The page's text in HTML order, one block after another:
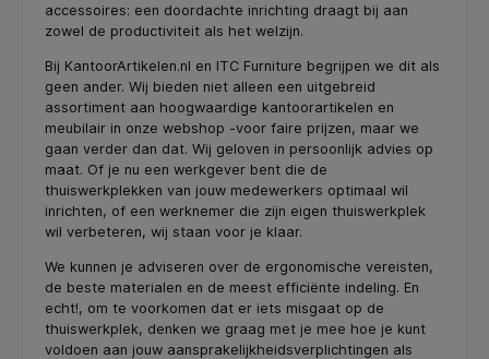
accessoires: een doordachte inrichting draagt bij aan
zowel de productiviteit als het welzijn.
Bij KantoorArtikelen.nl en ITC Furniture begrijpen we dit als
geen ander. Wij bieden niet alleen een uitgebreid
assortiment aan hoogwaardige kantoorartikelen en
meubilair in onze webshop -voor faire prijzen, maar we
gaan verder dan dat. Wij geloven in persoonlijk advies op
maat. Of je nu een werkgever bent die de
thuiswerkplekken van jouw medewerkers optimaal wil
inrichten, of een werknemer die zijn eigen thuiswerkplek
wil verbeteren, wij staan voor je klaar.
We kunnen je adviseren over de ergonomische vereisten,
de beste materialen en de meest efficiënte indeling. En
echt!, om te voorkomen dat er iets misgaat op de
thuiswerkplek, denken we graag met je mee hoe je kunt
voldoen aan jouw aansprakelijkheidsverplichtingen als